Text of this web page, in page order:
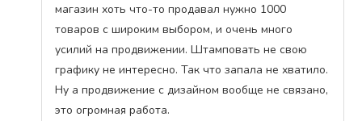
магазин хоть что-то продавал нужно 1000
товаров с широким выбором, и очень много
усилий на продвижении. Штамповать не свою
графику не интересно. Так что запала не хватило.
Ну а продвижение с дизайном вообще не связано,
это огромная работа.